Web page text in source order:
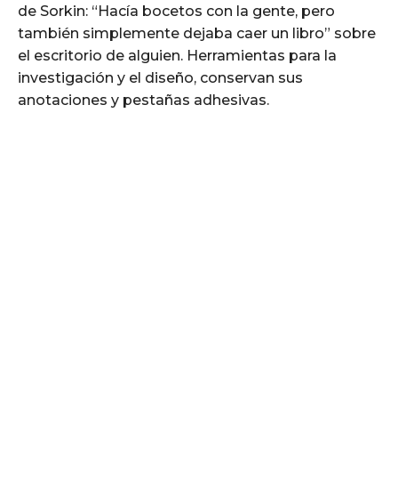
de Sorkin: “Hacía bocetos con la gente, pero
también simplemente dejaba caer un libro” sobre
el escritorio de alguien. Herramientas para la
investigación y el diseño, conservan sus
anotaciones y pestañas adhesivas.